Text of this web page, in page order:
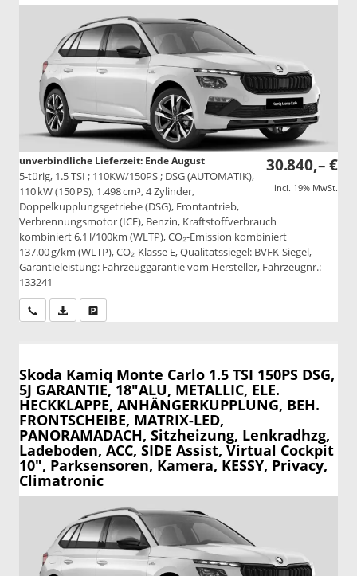
30.840,– €
incl. 19% MwSt.
unverbindliche Lieferzeit: Ende August
5-türig, 1.5 TSI ; 110KW/150PS ; DSG (AUTOMATIK),
110 kW (150 PS), 1.498 cm³, 4 Zylinder,
Doppelkupplungsgetriebe (DSG), Frontantrieb,
Verbrennungsmotor (ICE), Benzin, Kraftstoffverbrauch
kombiniert 6,1 l/100km (WLTP), CO₂-Emission kombiniert
137.00 g/km (WLTP), CO₂-Klasse E, Qualitätssiegel: BVFK-Siegel,
Garantieleistung: Fahrzeuggarantie vom Hersteller, Fahrzeugnr.:
133241
Wir rufen Sie anPDF-Datei, Fahrzeugexposé drucken
Skoda Kamiq Monte Carlo 1.5 TSI 150PS DSG,
5J GARANTIE, 18"ALU, METALLIC, ELE.
HECKKLAPPE, ANHÄNGERKUPPLUNG, BEH.
FRONTSCHEIBE, MATRIX-LED,
PANORAMADACH, Sitzheizung, Lenkradhzg,
Ladeboden, ACC, SIDE Assist, Virtual Cockpit
10", Parksensoren, Kamera, KESSY, Privacy,
Climatronic